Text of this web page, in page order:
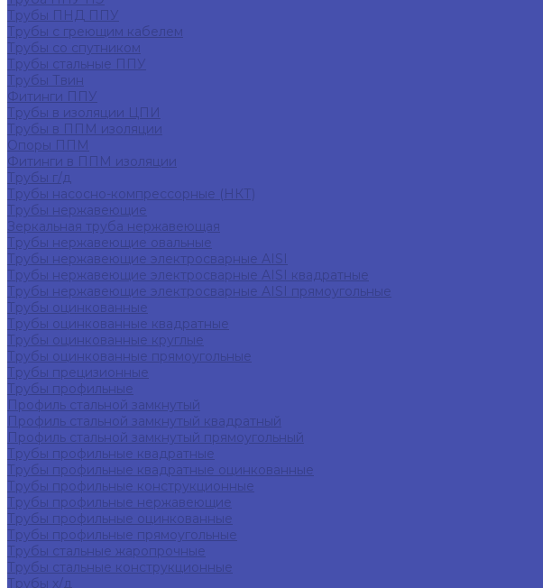
Трубы ПНД ППУ
Трубы с греющим кабелем
Трубы со спутником
Трубы стальные ППУ
Трубы Твин
Фитинги ППУ
Трубы в изоляции ЦПИ
Трубы в ППМ изоляции
Опоры ППМ
Фитинги в ППМ изоляции
Трубы г/д
Трубы насосно-компрессорные (НКТ)
Трубы нержавеющие
Зеркальная труба нержавеющая
Трубы нержавеющие овальные
Трубы нержавеющие электросварные AISI
Трубы нержавеющие электросварные AISI квадратные
Трубы нержавеющие электросварные AISI прямоугольные
Трубы оцинкованные
Трубы оцинкованные квадратные
Трубы оцинкованные круглые
Трубы оцинкованные прямоугольные
Трубы прецизионные
Трубы профильные
Профиль стальной замкнутый
Профиль стальной замкнутый квадратный
Профиль стальной замкнутый прямоугольный
Трубы профильные квадратные
Трубы профильные квадратные оцинкованные
Трубы профильные конструкционные
Трубы профильные нержавеющие
Трубы профильные оцинкованные
Трубы профильные прямоугольные
Трубы стальные жаропрочные
Трубы стальные конструкционные
Трубы х/д